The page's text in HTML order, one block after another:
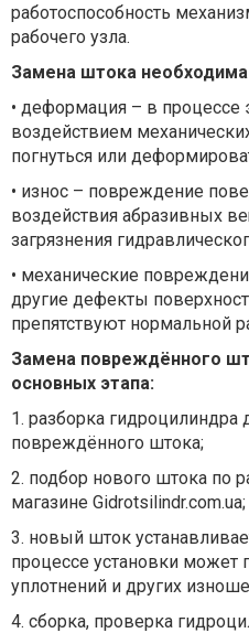
работоспособность
рабочего узла.
Замена штока
• деформация – в процессе
воздействием
погнуться или
• износ – повреждение
воздействия абразивных
загрязнения
• механические
другие дефекты
препятствуют нормальной
Замена повреждённого
основных этапа:
1. разборка гидроцилиндра
повреждённого штока;
2. подбор нового штока по
магазине Gidrotsilindr.com.ua;
3. новый шток
процессе установки может
уплотнений и других
4. сборка, проверка